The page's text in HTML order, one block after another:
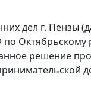
дел г. Пензы
Октябрьскому
решение